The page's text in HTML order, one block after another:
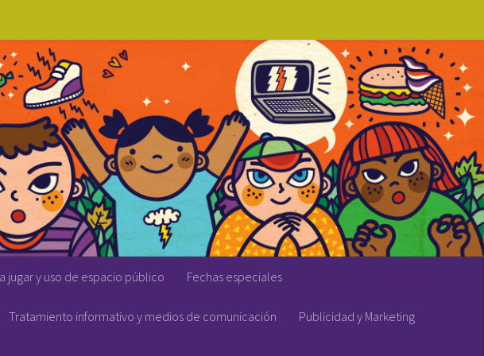
jugar y uso de espacio público Fechas especiales
Tratamiento informativo y medios de comunicación Publicidad y Marketing